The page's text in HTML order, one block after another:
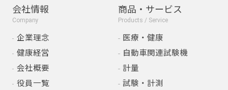
会社情報
Company
企業理念
健康経営
会社概要
役員一覧
商品・サービス
Products / Service
医療・健康
自動車関連試験機
計量
試験・計測